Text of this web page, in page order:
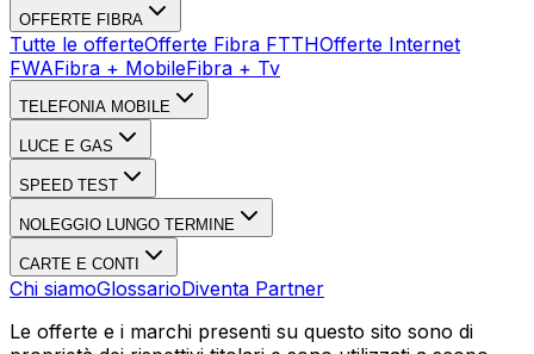
OFFERTE FIBRA
Tutte le offerteOfferte Fibra FTTHOfferte Internet
FWAFibra + MobileFibra + Tv
TELEFONIA MOBILE
LUCE E GAS
SPEED TEST
NOLEGGIO LUNGO TERMINE
CARTE E CONTI
Chi siamoGlossarioDiventa Partner
Le offerte e i marchi presenti su questo sito sono di